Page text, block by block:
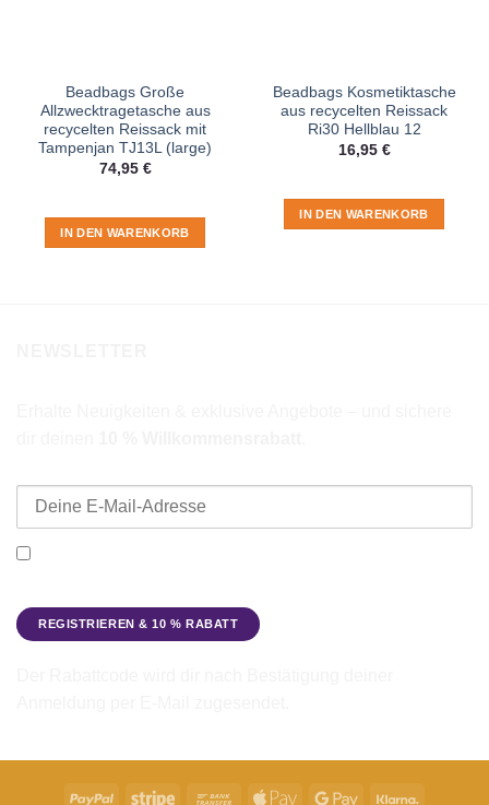
Beadbags Große
Allzwecktragetasche aus
recycelten Reissack mit
Tampenjan TJ13L (large)
74,95 €
IN DEN WARENKORB
Beadbags Kosmetiktasche
aus recycelten Reissack
Ri30 Hellblau 12
16,95 €
IN DEN WARENKORB
PayPal Stripe Bank Apple Google